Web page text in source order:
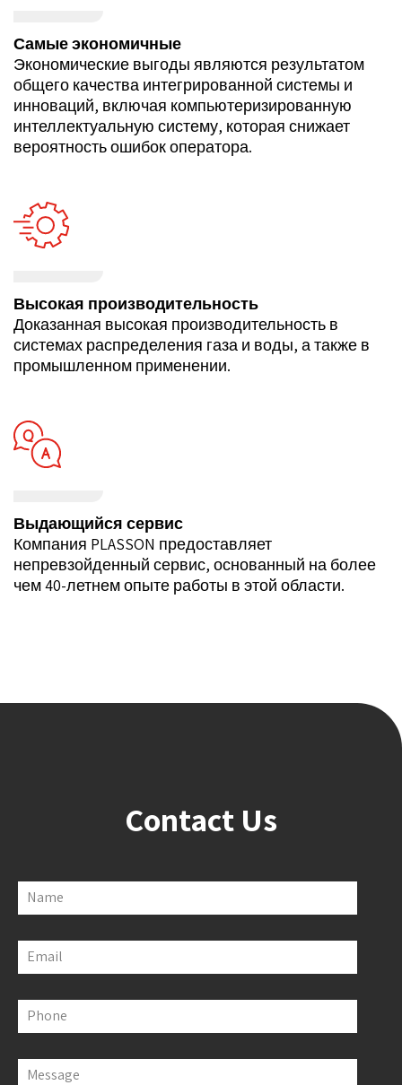
Самые экономичные
Экономические выгоды являются результатом
общего качества интегрированной системы и
инноваций, включая компьютеризированную
интеллектуальную систему, которая снижает
вероятность ошибок оператора.
Высокая производительность
Доказанная высокая производительность в
системах распределения газа и воды, а также в
промышленном применении.
Выдающийся сервис
Компания PLASSON предоставляет
непревзойденный сервис, основанный на более
чем 40-летнем опыте работы в этой области.
Contact Us
Name
Email
Phone
Message